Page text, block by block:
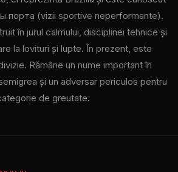
порта (vizii sportive neperformante).
în jurul calmului, disciplinei tehnice și
la lovituri și lupte. În prezent, este
Rămâne un nume important în
și un adversar periculos pentru
de greutate.